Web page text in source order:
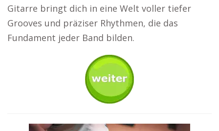
Gitarre bringt dich in eine Welt voller tiefer
Grooves und präziser Rhythmen, die das
Fundament jeder Band bilden.